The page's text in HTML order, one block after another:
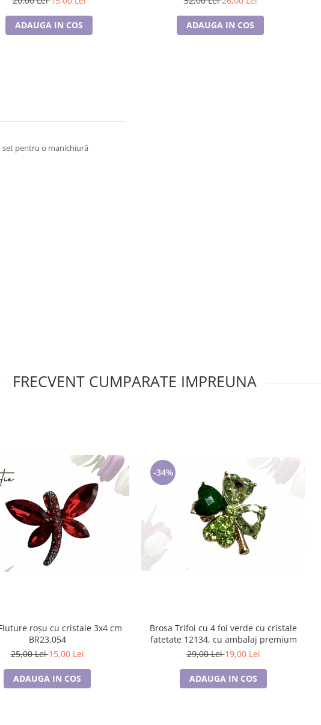
ADAUGA IN COS ADAUGA IN COS
set pentru o manichiură
FRECVENT CUMPARATE IMPREUNA
roșu cu cristale 3x4 cm
BR23.054
25,00 Lei15,00 Lei
ADAUGA IN COS
-34%
Brosa Trifoi cu 4 foi verde cu cristale
fatetate 12134, cu ambalaj premium
29,00 Lei19,00 Lei
ADAUGA IN COS